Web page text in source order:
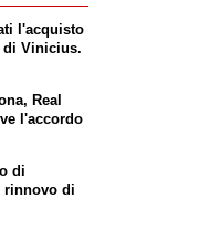
l'acquisto
di Vinicius.
Real
l'accordo
di
rinnovo di